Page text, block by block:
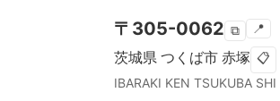
〒 305-0062 ⧉ 📍
茨城県 つくば市 赤塚 📋
IBARAKI KEN TSUKUBA SHI